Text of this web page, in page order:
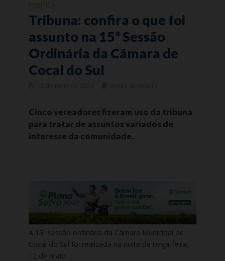
POLÍTICA
Tribuna: confira o que foi
assunto na 15ª Sessão
Ordinária da Câmara de
Cocal do Sul
Cinco vereadores fizeram uso da tribuna
para tratar de assuntos variados de
interesse da comunidade.
A 15ª sessão ordinária da Câmara Municipal de
Cocal do Sul foi realizada na noite de terça-feira,
12 de maio.